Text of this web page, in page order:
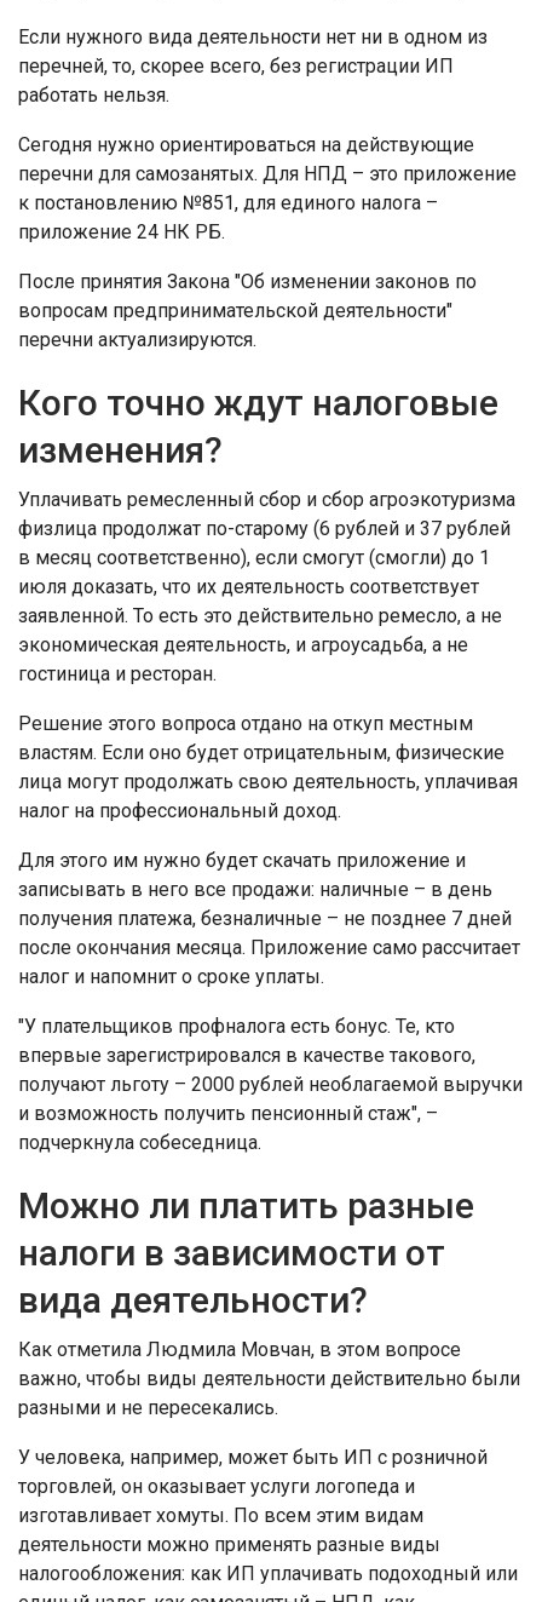
Если нужного вида деятельности нет ни в одном из
перечней, то, скорее всего, без регистрации ИП
работать нельзя.
Сегодня нужно ориентироваться на действующие
перечни для самозанятых. Для НПД – это приложение
к постановлению №851, для единого налога –
приложение 24 НК РБ.
После принятия Закона "Об изменении законов по
вопросам предпринимательской деятельности"
перечни актуализируются.
Кого точно ждут налоговые
изменения?
Уплачивать ремесленный сбор и сбор агроэкотуризма
физлица продолжат по-старому (6 рублей и 37 рублей
в месяц соответственно), если смогут (смогли) до 1
июля доказать, что их деятельность соответствует
заявленной. То есть это действительно ремесло, а не
экономическая деятельность, и агроусадьба, а не
гостиница и ресторан.
Решение этого вопроса отдано на откуп местным
властям. Если оно будет отрицательным, физические
лица могут продолжать свою деятельность, уплачивая
налог на профессиональный доход.
Для этого им нужно будет скачать приложение и
записывать в него все продажи: наличные – в день
получения платежа, безналичные – не позднее 7 дней
после окончания месяца. Приложение само рассчитает
налог и напомнит о сроке уплаты.
"У плательщиков профналога есть бонус. Те, кто
впервые зарегистрировался в качестве такового,
получают льготу – 2000 рублей необлагаемой выручки
и возможность получить пенсионный стаж", –
подчеркнула собеседница.
Можно ли платить разные
налоги в зависимости от
вида деятельности?
Как отметила Людмила Мовчан, в этом вопросе
важно, чтобы виды деятельности действительно были
разными и не пересекались.
У человека, например, может быть ИП с розничной
торговлей, он оказывает услуги логопеда и
изготавливает хомуты. По всем этим видам
деятельности можно применять разные виды
налогообложения: как ИП уплачивать подоходный или